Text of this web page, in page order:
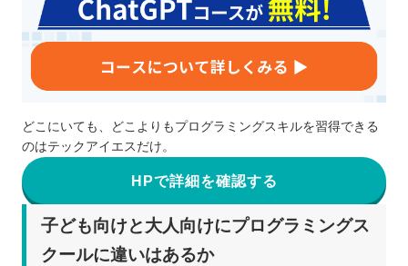
どこにいても、どこよりもプログラミングスキルを習得できる
のはテックアイエスだけ。
HPで詳細を確認する
子ども向けと大人向けにプログラミングス
クールに違いはあるか